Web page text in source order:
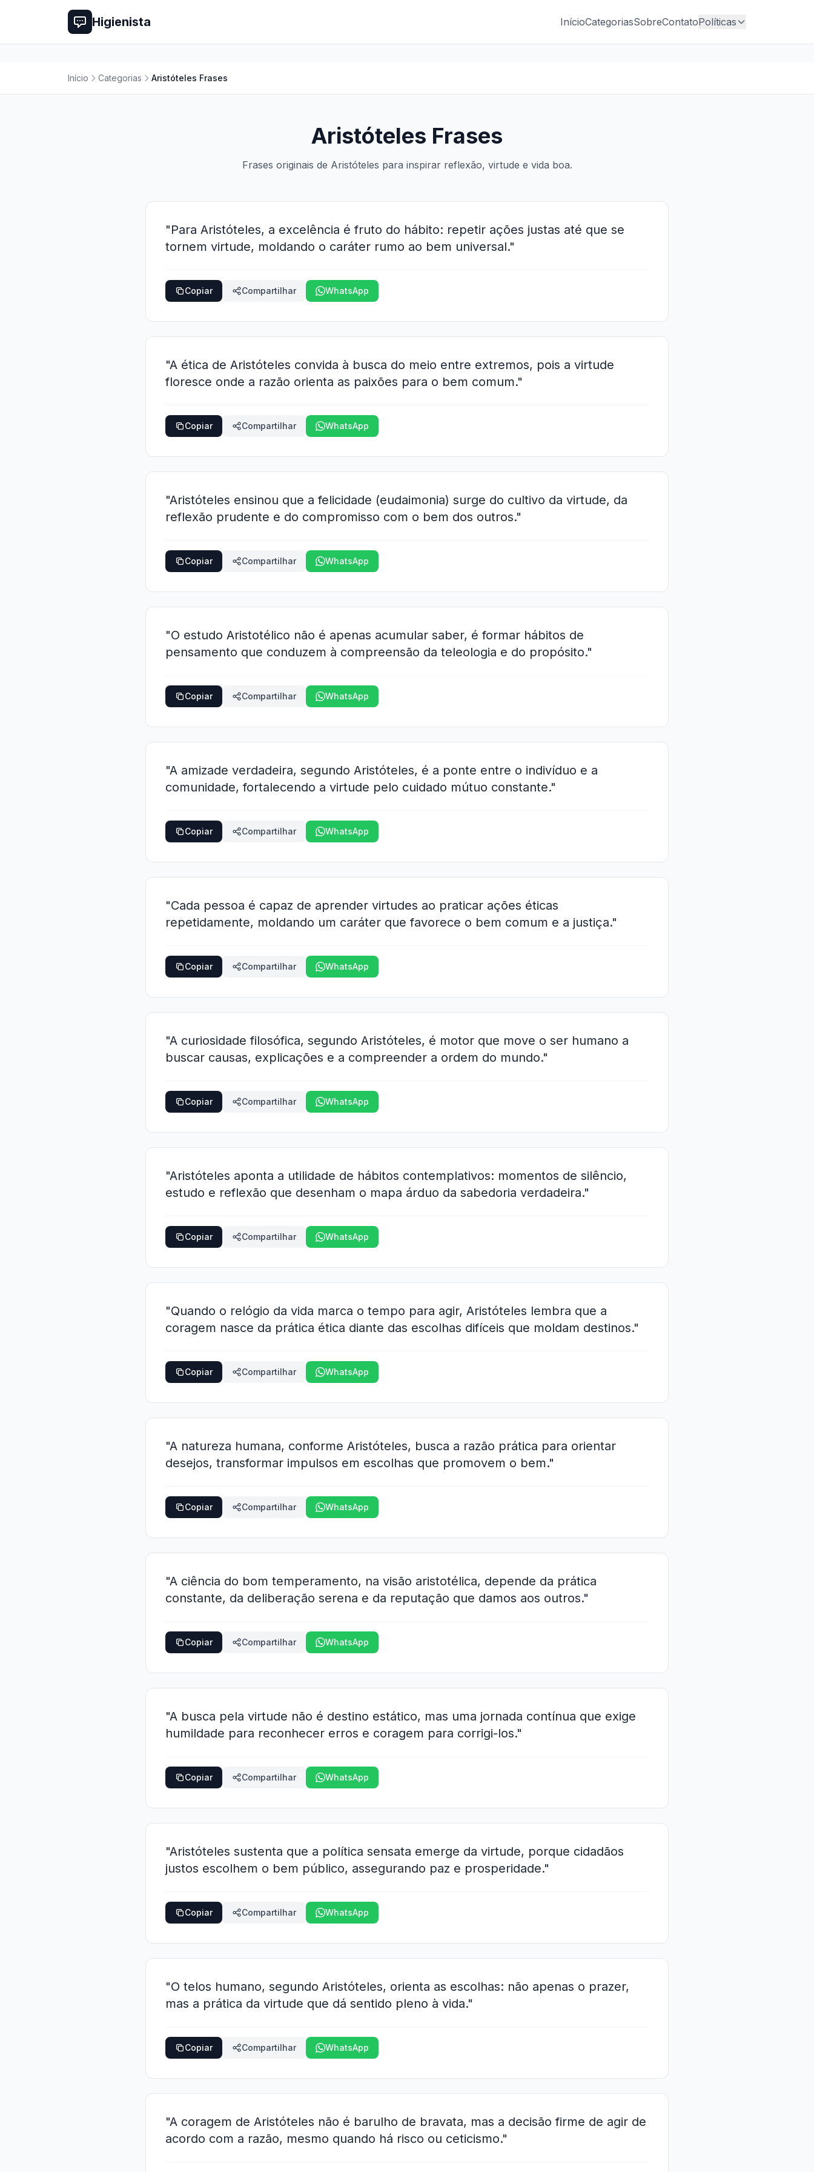
Higienista InícioCategoriasSobreContatoPolíticas
Início Categorias Aristóteles Frases
Aristóteles Frases
Frases originais de Aristóteles para inspirar reflexão, virtude e vida boa.
"Para Aristóteles, a excelência é fruto do hábito: repetir ações justas até que se
tornem virtude, moldando o caráter rumo ao bem universal."
Copiar Compartilhar WhatsApp
"A ética de Aristóteles convida à busca do meio entre extremos, pois a virtude
floresce onde a razão orienta as paixões para o bem comum."
Copiar Compartilhar WhatsApp
"Aristóteles ensinou que a felicidade (eudaimonia) surge do cultivo da virtude, da
reflexão prudente e do compromisso com o bem dos outros."
Copiar Compartilhar WhatsApp
"O estudo Aristotélico não é apenas acumular saber, é formar hábitos de
pensamento que conduzem à compreensão da teleologia e do propósito."
Copiar Compartilhar WhatsApp
"A amizade verdadeira, segundo Aristóteles, é a ponte entre o indivíduo e a
comunidade, fortalecendo a virtude pelo cuidado mútuo constante."
Copiar Compartilhar WhatsApp
"Cada pessoa é capaz de aprender virtudes ao praticar ações éticas
repetidamente, moldando um caráter que favorece o bem comum e a justiça."
Copiar Compartilhar WhatsApp
"A curiosidade filosófica, segundo Aristóteles, é motor que move o ser humano a
buscar causas, explicações e a compreender a ordem do mundo."
Copiar Compartilhar WhatsApp
"Aristóteles aponta a utilidade de hábitos contemplativos: momentos de silêncio,
estudo e reflexão que desenham o mapa árduo da sabedoria verdadeira."
Copiar Compartilhar WhatsApp
"Quando o relógio da vida marca o tempo para agir, Aristóteles lembra que a
coragem nasce da prática ética diante das escolhas difíceis que moldam destinos."
Copiar Compartilhar WhatsApp
"A natureza humana, conforme Aristóteles, busca a razão prática para orientar
desejos, transformar impulsos em escolhas que promovem o bem."
Copiar Compartilhar WhatsApp
"A ciência do bom temperamento, na visão aristotélica, depende da prática
constante, da deliberação serena e da reputação que damos aos outros."
Copiar Compartilhar WhatsApp
"A busca pela virtude não é destino estático, mas uma jornada contínua que exige
humildade para reconhecer erros e coragem para corrigi-los."
Copiar Compartilhar WhatsApp
"Aristóteles sustenta que a política sensata emerge da virtude, porque cidadãos
justos escolhem o bem público, assegurando paz e prosperidade."
Copiar Compartilhar WhatsApp
"O telos humano, segundo Aristóteles, orienta as escolhas: não apenas o prazer,
mas a prática da virtude que dá sentido pleno à vida."
Copiar Compartilhar WhatsApp
"A coragem de Aristóteles não é barulho de bravata, mas a decisão firme de agir de
acordo com a razão, mesmo quando há risco ou ceticismo."